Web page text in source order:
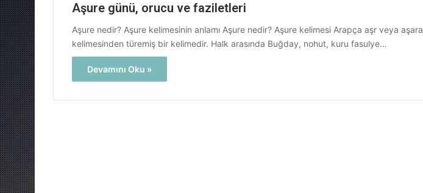
Aşure günü, orucu ve faziletleri
Aşure nedir? Aşure kelimesinin anlamı Aşure nedir? Aşure kelimesi Arapça aşr veya aşara عشر/عشرة “on”
kelimesinden türemiş bir kelimedir. Halk arasında Buğday, nohut, kuru fasulye…
Devamını Oku »